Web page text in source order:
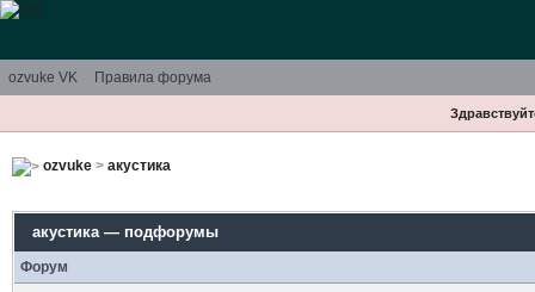
ozvuke VK Правила форума
ozvuke> акустика
акустика — подфорумы
Форум